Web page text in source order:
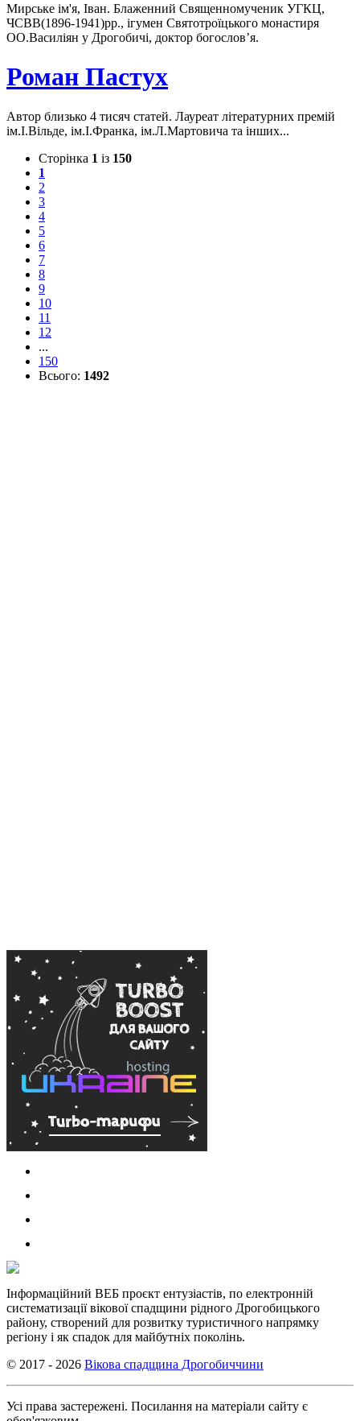
Мирське ім'я, Іван. Блаженний Священномученик УГКЦ,
ЧСВВ(1896-1941)рр., ігумен Святотроїцького монастиря
ОО.Василіян у Дрогобичі, доктор богослов’я.
Роман Пастух
Автор близько 4 тисяч статей. Лауреат літературних премій
ім.І.Вільде, ім.І.Франка, ім.Л.Мартовича та інших...
Сторінка 1 із 150
1
2
3
4
5
6
7
8
9
10
11
12
...
150
Всього: 1492
Інформаційний ВЕБ проєкт ентузіастів, по електронній
систематизації вікової спадщини рідного Дрогобицького
району, створений для розвитку туристичного напрямку
регіону і як спадок для майбутніх поколінь.
© 2017 - 2026 Вікова спадщина Дрогобиччини
Усі права застережені. Посилання на матеріали сайту є